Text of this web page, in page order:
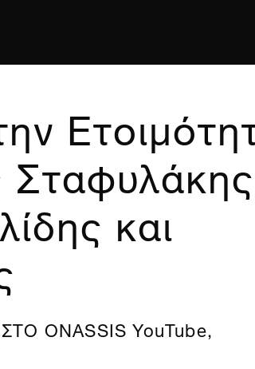
και
ONASSIS YouTube,